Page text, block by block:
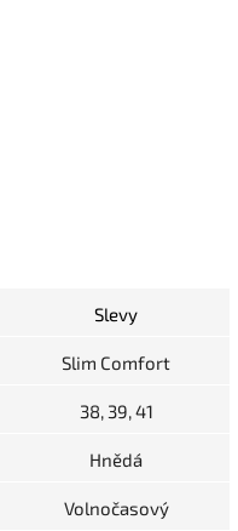
Slevy
Slim Comfort
38, 39, 41
Hnědá
Volnočasový